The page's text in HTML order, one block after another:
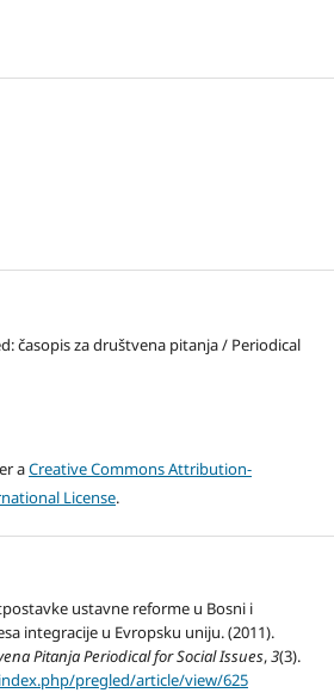
časopis za društvena pitanja / Periodical
aCreative Commons Attribution-
License.
ustavne reforme u Bosni i
integracije u Evropsku uniju. (2011).
Pitanja Periodical for Social Issues,3(3).
pregled/article/view/625